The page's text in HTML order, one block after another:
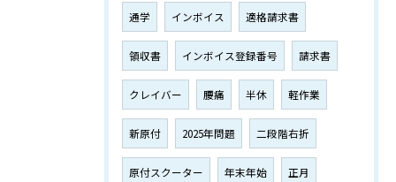
通学 インボイス 適格請求書
領収書 インボイス登録番号 請求書
クレイバー 腰痛 半休 軽作業
新原付 2025年問題 二段階右折
原付スクーター 年末年始 正月